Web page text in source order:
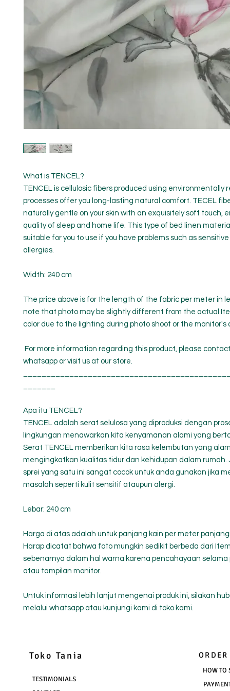
What is TENCEL?
TENCEL is cellulosic fibers produced using environmentally
processes offer you long-lasting natural comfort. TECEL
naturally gentle on your skin with an exquisitely soft touch,
quality of sleep and home life. This type of bed linen
suitable for you to use if you have problems such as sensitive
allergies.
Width: 240 cm
The price above is for the length of the fabric per meter in
note that photo may be slightly different from the actual
color due to the lighting during photo shoot or the monitor's
For more information regarding this product, please
whatsapp or visit us at our store.
Apa itu TENCEL?
TENCEL adalah serat selulosa yang diproduksi dengan
lingkungan menawarkan kita kenyamanan alami yang
Serat TENCEL memberikan kita rasa kelembutan yang
mengingkatkan kualitas tidur dan kehidupan dalam rumah.
sprei yang satu ini sangat cocok untuk anda gunakan jika
masalah seperti kulit sensitif ataupun alergi.
Lebar: 240 cm
Harga di atas adalah untuk panjang kain per meter
Harap dicatat bahwa foto mungkin sedikit berbeda dari
sebenarnya dalam hal warna karena pencahayaan
atau tampilan monitor.
Untuk informasi lebih lanjut mengenai produk ini, silakan
melalui whatsapp atau kunjungi kami di toko kami.
Toko Tania
TESTIMONIALS
HOW TO